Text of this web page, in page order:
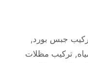
جبس بورد,
, تركيب مظلات